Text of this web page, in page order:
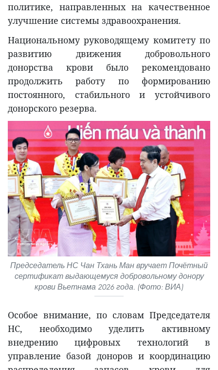
политике, направленных на качественное
улучшение системы здравоохранения.
Национальному руководящему комитету по
развитию движения добровольного
донорства крови было рекомендовано
продолжить работу по формированию
постоянного, стабильного и устойчивого
донорского резерва.
Председатель НС Чан Тхань Ман вручает Почётный
сертификат выдающемуся добровольному донору
крови Вьетнама 2026 года. (Фото: ВИА)
Особое внимание, по словам Председателя
НС, необходимо уделить активному
внедрению цифровых технологий в
управление базой доноров и координацию